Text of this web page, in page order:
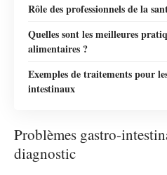
Rôle des professionnels de la
Quelles sont les meilleures
alimentaires ?
Exemples de traitements pour
intestinaux
Problèmes gastro-
diagnostic